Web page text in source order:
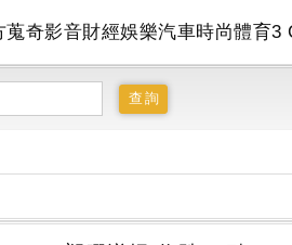
蒐奇影音財經娛樂汽車時尚體育3